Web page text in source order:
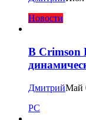
Новости
В Crimson
ДмитрийМай
PC